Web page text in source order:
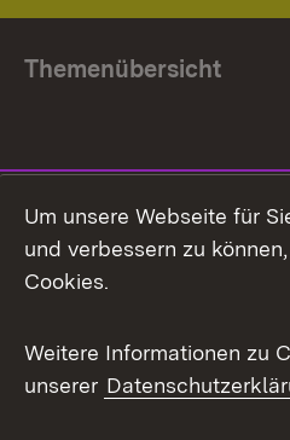
Themenübersicht
Facebook
X / Twitter
Youtube
Um unsere Webseite für
und verbessern zu
Cookies.
Weitere Informationen zu
unserer